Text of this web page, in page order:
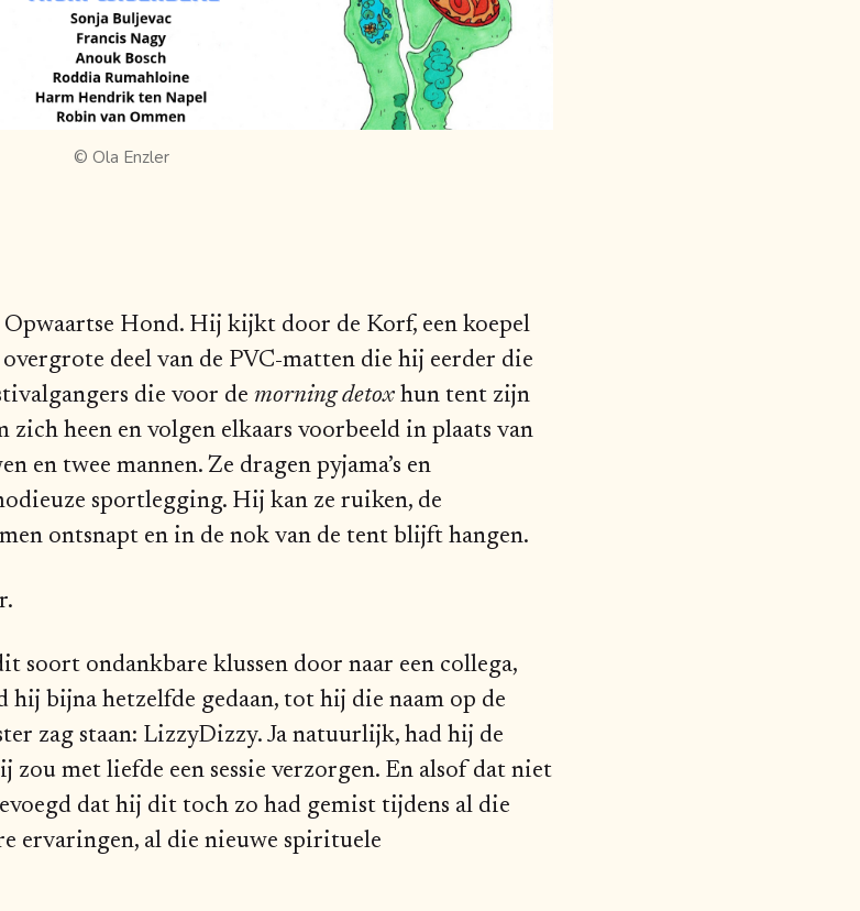
© Ola Enzler
Hond. Hij kijkt door de Korf, een koepel
deel van de PVC-matten die hij eerder die
die voor demorning detox hun tent zijn
heen en volgen elkaars voorbeeld in plaats van
en twee mannen. Ze dragen pyjama’s en
sportlegging. Hij kan ze ruiken, de
ontsnapt en in de nok van de tent blijft hangen.
soort ondankbare klussen door naar een collega,
hij bijna hetzelfde gedaan, tot hij die naam op de
zag staan: LizzyDizzy. Ja natuurlijk, had hij de
met liefde een sessie verzorgen. En alsof dat niet
dat hij dit toch zo had gemist tijdens al die
ervaringen, al die nieuwe spirituele